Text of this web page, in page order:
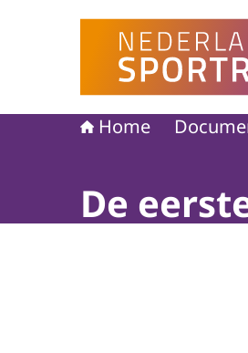
Home
De